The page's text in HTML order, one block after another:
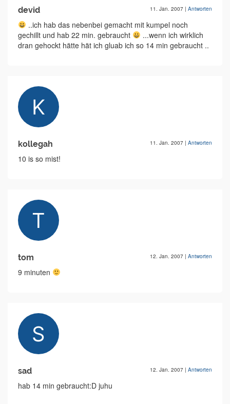
devid 11. Jan. 2007 | Antworten
..ich hab das nebenbei gemacht mit kumpel noch
gechillt und hab 22 min. gebraucht
...wenn ich wirklich
dran gehockt hätte hät ich gluab ich so 14 min gebraucht ..
kollegah 11. Jan. 2007 | Antworten
10 is so mist!
tom 12. Jan. 2007 | Antworten
9 minuten
sad 12. Jan. 2007 | Antworten
hab 14 min gebraucht:D juhu